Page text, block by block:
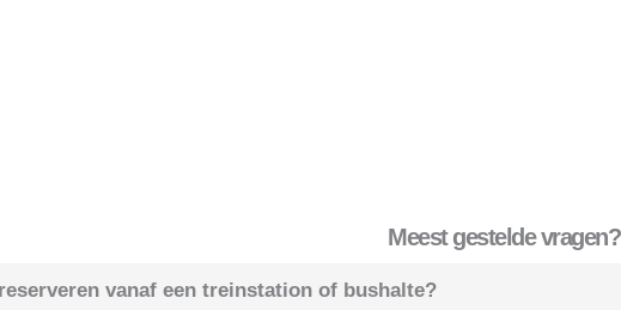
Meest gestelde vragen?
vanaf een treinstation of bushalte?